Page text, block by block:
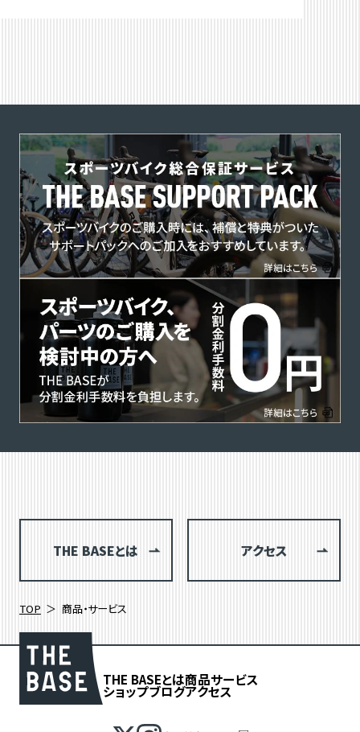
THE BASEとは アクセス
TOP 商品・サービス
THE BASEとは商品サービス
ショップブログアクセス